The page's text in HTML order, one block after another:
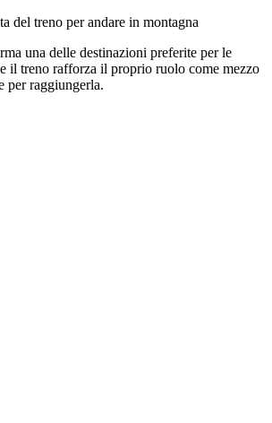
del treno per andare in montagna
una delle destinazioni preferite per le
il treno rafforza il proprio ruolo come mezzo
per raggiungerla.